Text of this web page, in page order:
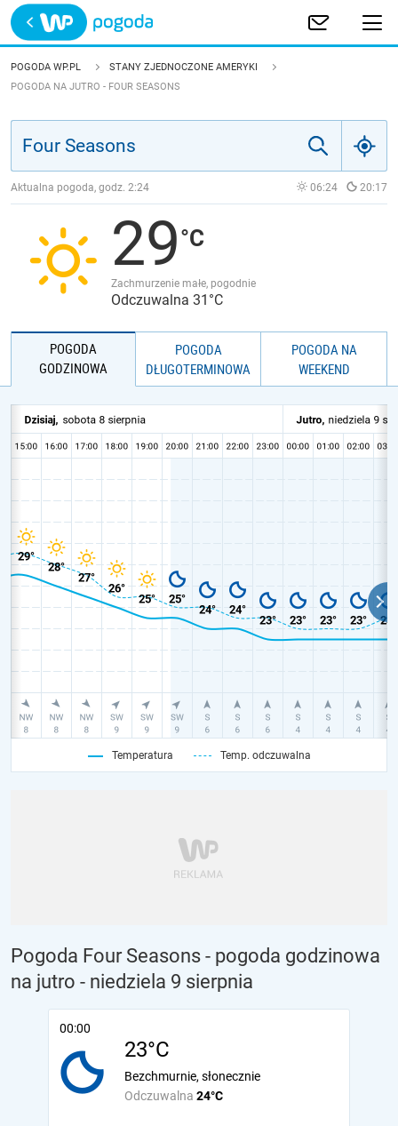
Trwa ładowanie
POLSKA
JAKOŚĆ POWIETRZA
POGODA WP.PL
STANY ZJEDNOCZONE AMERYKI
POGODA NA JUTRO - FOUR SEASONS
Aktualna pogoda, godz. 2:24 06:24 20:17
29
Zachmurzenie małe, pogodnie
Odczuwalna 31°C
POGODA
GODZINOWA
POGODA
DŁUGOTERMINOWA
POGODA NA
WEEKEND
Temperatura Temp. odczuwalna
Pogoda Four Seasons - pogoda godzinowa
na jutro - niedziela 9 sierpnia
00:00
23°C
Odczuwalna 24°C
Bezchmurnie, słonecznie